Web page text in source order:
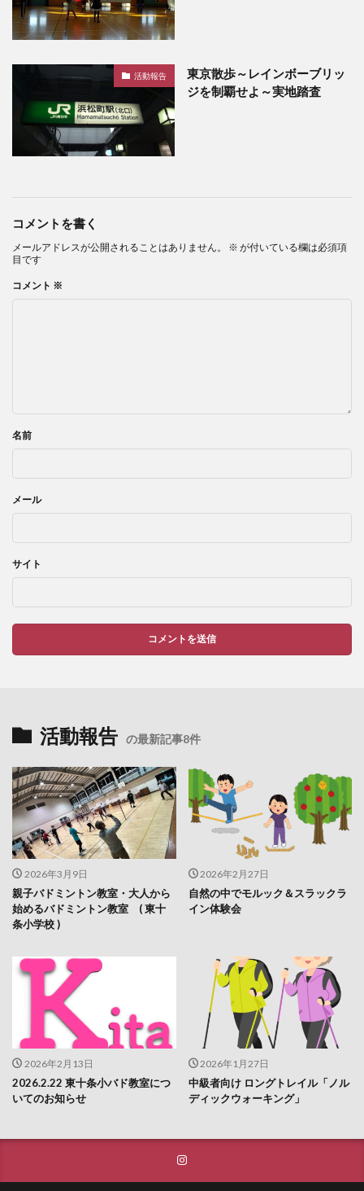
活動報告
東京散歩～レインボーブリッ
ジを制覇せよ～実地踏査
コメントを書く
メールアドレスが公開されることはありません。 ※ が付いている欄は必須項
目です
コメント ※
名前
メール
サイト
活動報告 の最新記事8件
2026年3月9日
親子バドミントン教室・大人から
始めるバドミントン教室 ( 東十
条小学校 )
2026年2月27日
自然の中でモルック＆スラックラ
イン体験会
2026年2月13日
2026.2.22 東十条小バド教室につ
いてのお知らせ
2026年1月27日
中級者向け ロングトレイル「ノル
ディックウォーキング」